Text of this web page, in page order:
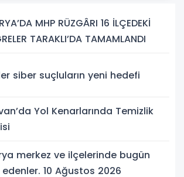
MHP RÜZGÂRI 16 İLÇEDEKİ
TARAKLI’DA TAMAMLANDI
siber suçluların yeni hedefi
Yol Kenarlarında Temizlik
merkez ve ilçelerinde bugün
10 Ağustos 2026